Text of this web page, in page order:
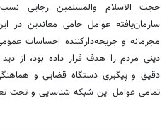
حجت الاسلام والمسلمین رجایی
سازمان‌یافته عوامل حامی معاندین در
مجرمانه و جریحه‌دارکننده احساسات
دینی مردم را هدف قرار داده بود، از
دقیق و پیگیری دستگاه قضایی و
تمامی عوامل این شبکه شناسایی و تحت